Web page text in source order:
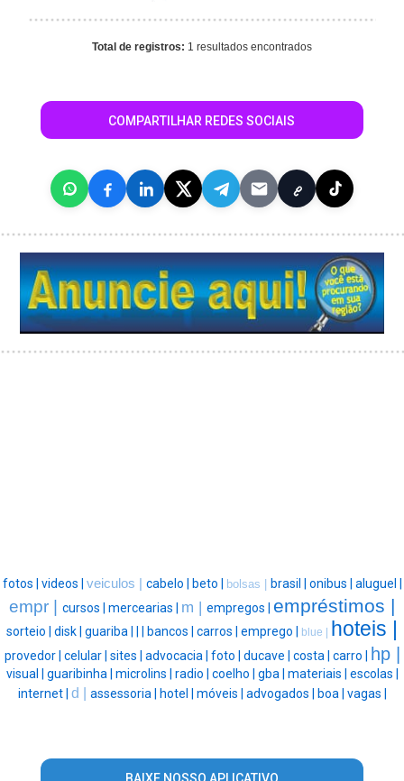
Total de registros: 1 resultados encontrados
COMPARTILHAR REDES SOCIAIS
fotos | videos | veiculos | cabelo | beto | bolsas | brasil | onibus | aluguel |
empr | cursos | mercearias | m | empregos | empréstimos |
sorteio | disk | guariba | | | bancos | carros | emprego | blue | hoteis |
provedor | celular | sites | advocacia | foto | ducave | costa | carro | hp |
visual | guaribinha | microlins | radio | coelho | gba | materiais | escolas |
internet | d | assessoria | hotel | móveis | advogados | boa | vagas |
BAIXE NOSSO APLICATIVO